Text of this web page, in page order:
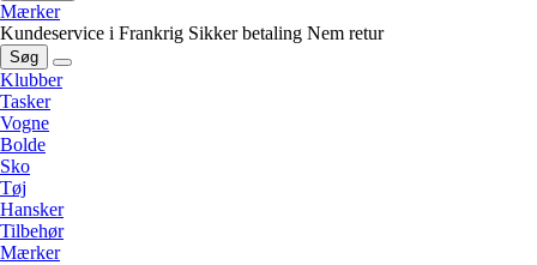
Mærker
Kundeservice i Frankrig Sikker betaling Nem retur
Søg
Klubber
Tasker
Vogne
Bolde
Sko
Tøj
Hansker
Tilbehør
Mærker